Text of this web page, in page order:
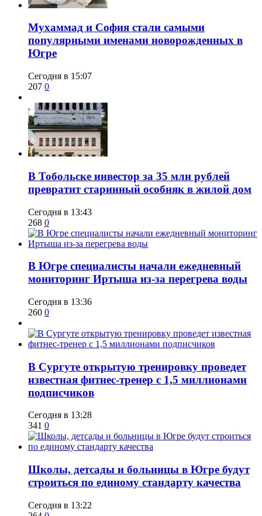
​Мухаммад и София стали самыми
популярными именами новорожденных в
Югре
Сегодня в 15:07
207 0
В Тобольске инвестор за 35 млн рублей
превратит старинный особняк в жилой дом
Сегодня в 13:43
268 0
В Югре специалисты начали ежедневный
мониторинг Иртыша из-за перегрева воды
Сегодня в 13:36
260 0
В Сургуте открытую тренировку проведет
известная фитнес-тренер с 1,5 миллионами
подписчиков
Сегодня в 13:28
341 0
Школы, детсады и больницы в Югре будут
строиться по единому стандарту качества
Сегодня в 13:22